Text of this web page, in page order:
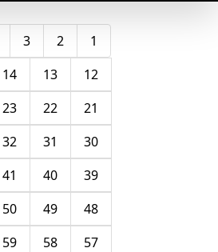
1
2
3
12
13
14
21
22
23
30
31
32
39
40
41
48
49
50
57
58
59